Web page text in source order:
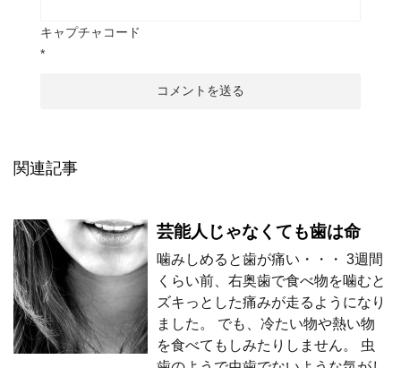
キャプチャコード
*
関連記事
芸能人じゃなくても歯は命
噛みしめると歯が痛い・・・ 3週間
くらい前、右奥歯で食べ物を噛むと
ズキっとした痛みが走るようになり
ました。 でも、冷たい物や熱い物
を食べてもしみたりしません。 虫